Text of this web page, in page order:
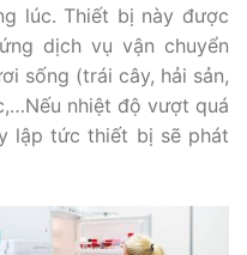
lúc. Thiết bị này được
dịch vụ vận chuyển
sống (trái cây, hải sản,
nhiệt độ vượt quá
lập tức thiết bị sẽ phát